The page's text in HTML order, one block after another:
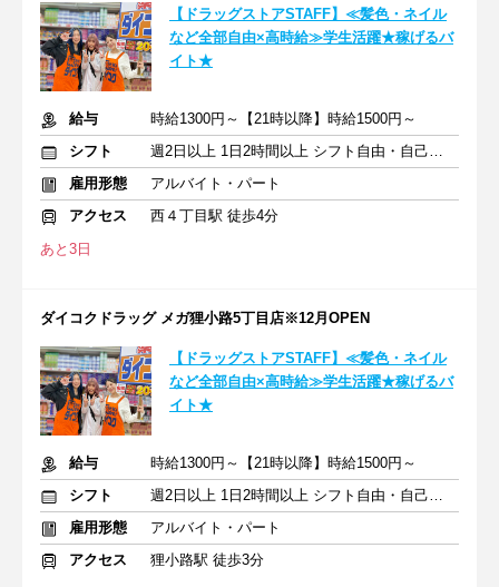
【ドラッグストアSTAFF】≪髪色・ネイル
など全部自由×高時給≫学生活躍★稼げるバ
イト★
給与
時給1300円～【21時以降】時給1500円～
シフト
週2日以上 1日2時間以上 シフト自由・自己申告
雇用形態
アルバイト・パート
アクセス
西４丁目駅 徒歩4分
あと3日
ダイコクドラッグ メガ狸小路5丁目店※12月OPEN
【ドラッグストアSTAFF】≪髪色・ネイル
など全部自由×高時給≫学生活躍★稼げるバ
イト★
給与
時給1300円～【21時以降】時給1500円～
シフト
週2日以上 1日2時間以上 シフト自由・自己申告
雇用形態
アルバイト・パート
アクセス
狸小路駅 徒歩3分